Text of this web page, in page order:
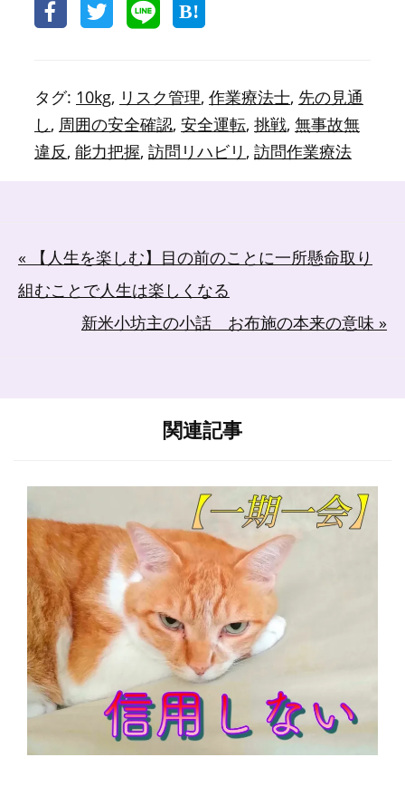
タグ: 10kg, リスク管理, 作業療法士, 先の見通
し, 周囲の安全確認, 安全運転, 挑戦, 無事故無
違反, 能力把握, 訪問リハビリ , 訪問作業療法
投
稿
ナ
« 【人生を楽しむ】目の前のことに一所懸命取り
組むことで人生は楽しくなる
新米小坊主の小話 お布施の本来の意味 »
関連記事